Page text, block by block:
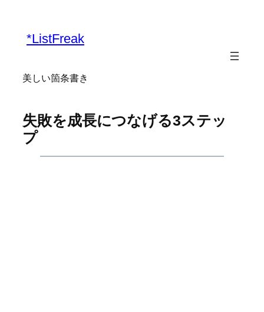
*ListFreak
美しい箇条書き
失敗を成長につなげる3ステッ
プ